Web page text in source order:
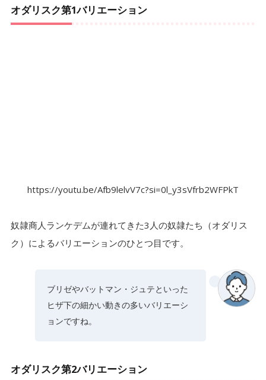
オダリスク第1バリエーション
https://youtu.be/Afb9lelvV7c?si=0l_y3sVfrb2WFPkT
奴隷商人ランケデムが連れてきた3人の奴隷たち（オダリス
ク）によるバリエーションのひとつ目です。
ブリゼやバットマン・ジュテといった
ヒザ下の細かい動きの多いバリエーシ
ョンですね。
オダリスク第2バリエーション